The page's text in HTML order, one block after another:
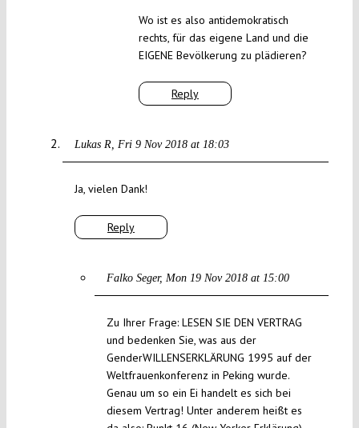
Reply
Wo ist es also antidemokratisch
rechts, für das eigene Land und die
EIGENE Bevölkerung zu plädieren?
Lukas R Fri 9 Nov 2018 at 18:03
Reply
Ja, vielen Dank!
Falko Seger Mon 19 Nov 2018 at 15:00
Zu Ihrer Frage: LESEN SIE DEN VERTRAG
und bedenken Sie, was aus der
GenderWILLENSERKLÄRUNG 1995 auf der
Weltfrauenkonferenz in Peking wurde.
Genau um so ein Ei handelt es sich bei
diesem Vertrag! Unter anderem heißt es